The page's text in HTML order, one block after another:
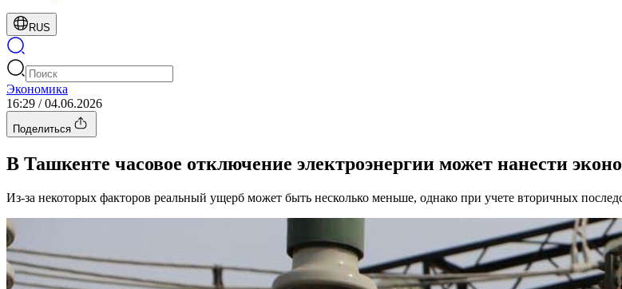
RUS
Экономика
16:29 / 04.06.2026
Поделиться
В Ташкенте часовое отключение электроэнергии может нанести
Из-за некоторых факторов реальный ущерб может быть несколько меньше, однако при учете вторичных